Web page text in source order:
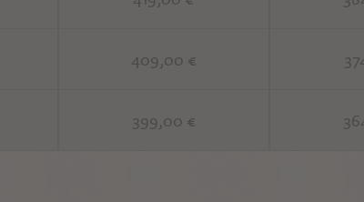
409,00 €
399,00 €